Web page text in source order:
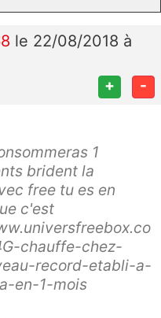
le 22/08/2018 à
+ -
1
brident la
free tu es en
c'est
chauffe-chez-
record-etabli-a-
en-1-mois